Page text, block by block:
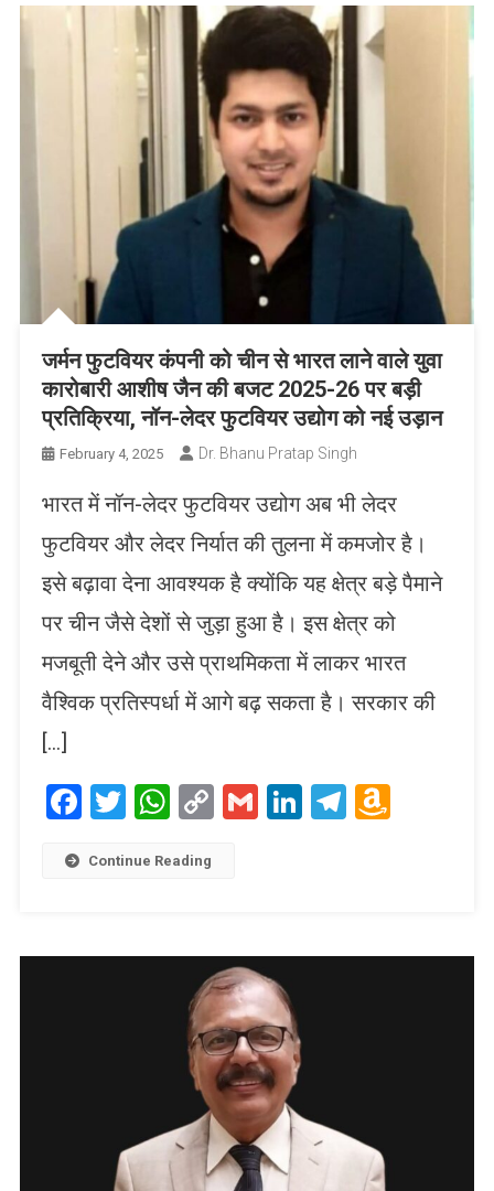
जर्मन फुटवियर कंपनी को चीन से भारत लाने वाले युवा
कारोबारी आशीष जैन की बजट 2025-26 पर बड़ी
प्रतिक्रिया, नॉन-लेदर फुटवियर उद्योग को नई उड़ान
February 4, 2025 Dr. Bhanu Pratap Singh
भारत में नॉन-लेदर फुटवियर उद्योग अब भी लेदर
फुटवियर और लेदर निर्यात की तुलना में कमजोर है।
इसे बढ़ावा देना आवश्यक है क्योंकि यह क्षेत्र बड़े पैमाने
पर चीन जैसे देशों से जुड़ा हुआ है। इस क्षेत्र को
मजबूती देने और उसे प्राथमिकता में लाकर भारत
वैश्विक प्रतिस्पर्धा में आगे बढ़ सकता है। सरकार की
[…]
Facebook
Twitter
WhatsApp
CopyGmailLinkedIn
Telegram
Continue Reading